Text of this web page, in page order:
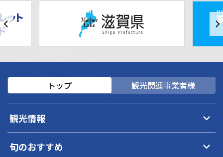
トップ 観光関連事業者様
観光情報 keyboard_arrow_down
旬のおすすめ keyboard_arrow_down